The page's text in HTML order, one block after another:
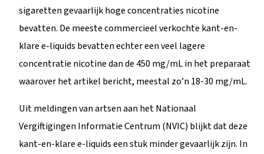
sigaretten gevaarlijk hoge concentraties nicotine
bevatten. De meeste commercieel verkochte kant-en-
klare e-liquids bevatten echter een veel lagere
concentratie nicotine dan de 450 mg/mL in het preparaat
waarover het artikel bericht, meestal zo’n 18-30 mg/mL.
Uit meldingen van artsen aan het Nationaal
Vergiftigingen Informatie Centrum (NVIC) blijkt dat deze
kant-en-klare e-liquids een stuk minder gevaarlijk zijn. In